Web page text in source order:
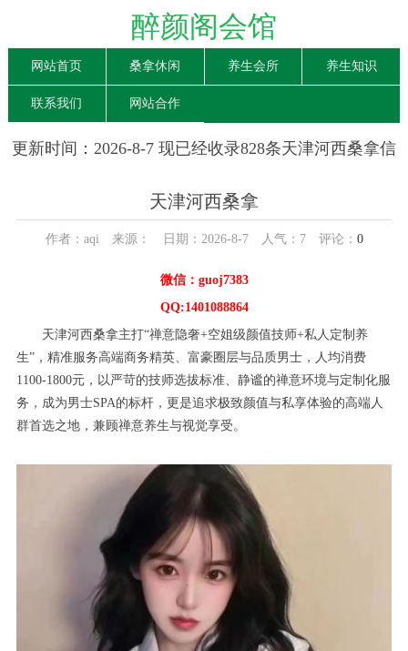
醉颜阁会馆
网站首页 桑拿休闲 养生会所 养生知识
联系我们 网站合作
更新时间：2026-8-7 现已经收录828条天津河西桑拿信
天津河西桑拿
作者：aqi 来源： 日期：2026-8-7 人气： 7评论： 0
微信：guoj7383
QQ:1401088864
天津河西桑拿主打“禅意隐奢+空姐级颜值技师+私人定制养
生”，精准服务高端商务精英、富豪圈层与品质男士，人均消费
1100-1800元，以严苛的技师选拔标准、静谧的禅意环境与定制化服
务，成为男士SPA的标杆，更是追求极致颜值与私享体验的高端人
群首选之地，兼顾禅意养生与视觉享受。